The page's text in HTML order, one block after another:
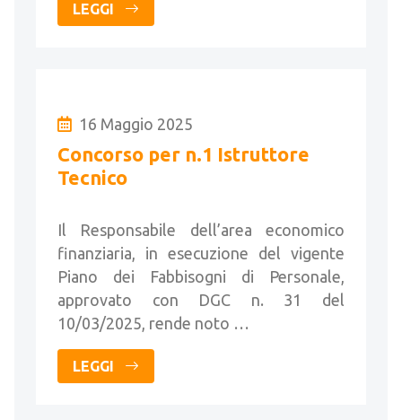
LEGGI
16 Maggio 2025
Concorso per n.1 Istruttore
Tecnico
Il Responsabile dell’area economico
finanziaria, in esecuzione del vigente
Piano dei Fabbisogni di Personale,
approvato con DGC n. 31 del
10/03/2025, rende noto …
LEGGI